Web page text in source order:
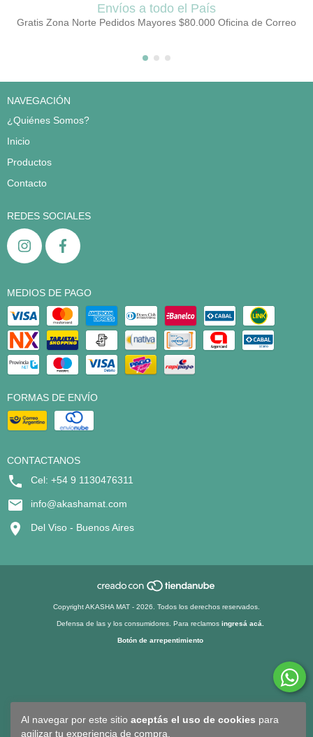
Al navegar por este sitio aceptás el uso de cookies para
agilizar tu experiencia de compra.
Envíos a todo el País
Gratis Zona Norte Pedidos Mayores $80.000 Oficina de Correo
NAVEGACIÓN
¿Quiénes Somos?
Inicio
Productos
Contacto
REDES SOCIALES
MEDIOS DE PAGO
FORMAS DE ENVÍO
CONTACTANOS
Cel: +54 9 1130476311
info@akashamat.com
Del Viso - Buenos Aires
Copyright AKASHA MAT - 2026. Todos los derechos reservados.
Defensa de las y los consumidores. Para reclamos ingresá acá.
Botón de arrepentimiento